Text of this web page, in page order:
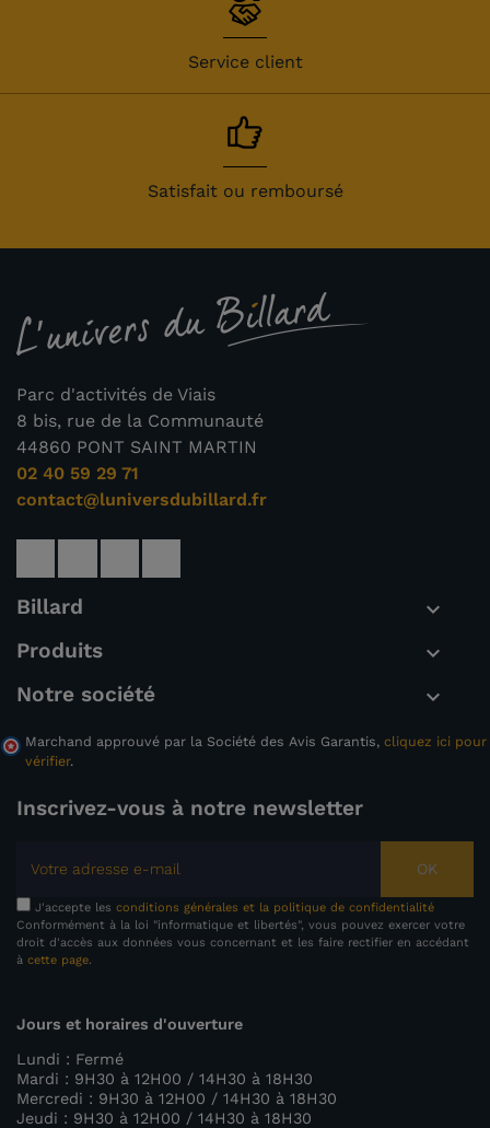
Service client
Satisfait ou remboursé
Parc d'activités de Viais
8 bis, rue de la Communauté
44860 PONT SAINT MARTIN
02 40 59 29 71
contact@luniversdubillard.fr
Billard 
Produits 
Notre société 
Marchand approuvé par la Société des Avis Garantis, cliquez ici pour
vérifier.
Inscrivez-vous à notre newsletter
OK
J'accepte les conditions générales et la politique de confidentialité
Conformément à la loi "informatique et libertés", vous pouvez exercer votre
droit d'accès aux données vous concernant et les faire rectifier en accédant
à cette page.
Jours et horaires d'ouverture
Lundi : Fermé
Mardi : 9H30 à 12H00 / 14H30 à 18H30
Mercredi : 9H30 à 12H00 / 14H30 à 18H30
Jeudi : 9H30 à 12H00 / 14H30 à 18H30